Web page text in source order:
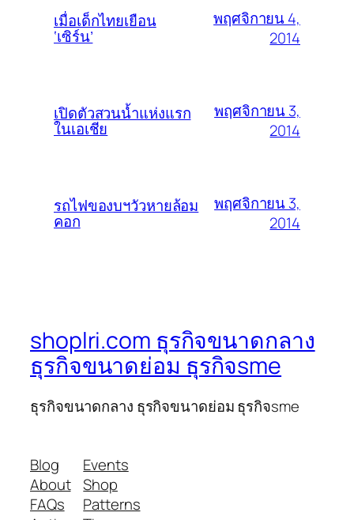
เมื่อเด็กไทยเยือน
‘เซิร์น’
พฤศจิกายน 4,
2014
เปิดตัวสวนน้ำแห่งแรก
ในเอเชีย
พฤศจิกายน 3,
2014
รถไฟของบฯวัวหายล้อม
คอก
พฤศจิกายน 3,
2014
shoplri.com ธุรกิจขนาดกลาง
ธุรกิจขนาดย่อม ธุรกิจsme
ธุรกิจขนาดกลาง ธุรกิจขนาดย่อม ธุรกิจsme
Blog
About
FAQs
Events
Shop
Patterns